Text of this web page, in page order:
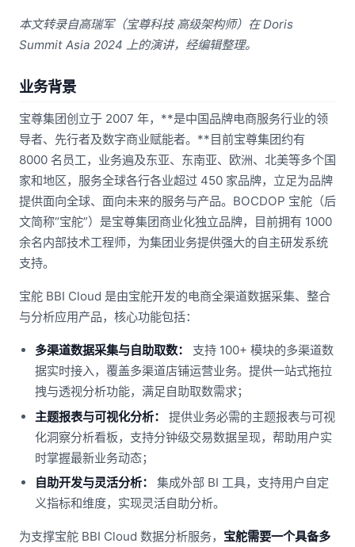
本文转录自高瑞军（宝尊科技 高级架构师）在 Doris
Summit Asia 2024 上的演讲，经编辑整理。
业务背景
宝尊集团创立于 2007 年，**是中国品牌电商服务行业的领
导者、先行者及数字商业赋能者。**目前宝尊集团约有
8000 名员工，业务遍及东亚、东南亚、欧洲、北美等多个国
家和地区，服务全球各行各业超过 450 家品牌，立足为品牌
提供面向全球、面向未来的服务与产品。BOCDOP 宝舵（后
文简称“宝舵”）是宝尊集团商业化独立品牌，目前拥有 1000
余名内部技术工程师，为集团业务提供强大的自主研发系统
支持。
宝舵 BBI Cloud 是由宝舵开发的电商全渠道数据采集、整合
与分析应用产品，核心功能包括：
多渠道数据采集与自助取数：
支持 100+ 模块的多渠道数
据实时接入，覆盖多渠道店铺运营业务。提供一站式拖拉
拽与透视分析功能，满足自助取数需求；
主题报表与可视化分析：
提供业务必需的主题报表与可视
化洞察分析看板，支持分钟级交易数据呈现，帮助用户实
时掌握最新业务动态；
自助开发与灵活分析：
集成外部 BI 工具，支持用户自定
义指标和维度，实现灵活自助分析。
为支撑宝舵 BBI Cloud 数据分析服务， 宝舵需要一个具备多